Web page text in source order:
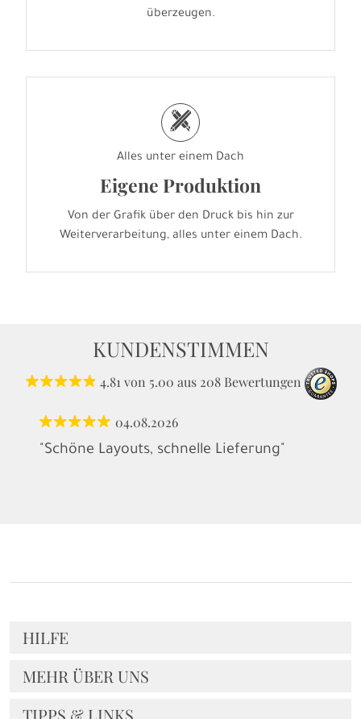
überzeugen.
h
Alles unter einem Dach
Eigene Produktion
Von der Grafik über den Druck bis hin zur
Weiterverarbeitung, alles unter einem Dach.
KUNDENSTIMMEN
4.81von 5.00 aus 208 Bewertungen
04.08.2026
"Schöne Layouts, schnelle Lieferung"
HILFE
MEHR ÜBER UNS